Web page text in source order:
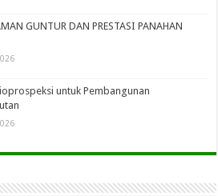
GUNTUR DAN PRESTASI PANAHAN
untuk Pembangunan